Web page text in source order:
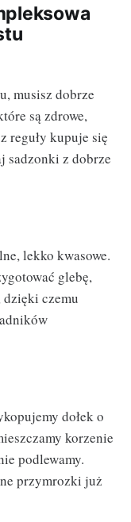
musisz dobrze
są zdrowe,
reguły kupuje się
sadzonki z dobrze
lekko kwasowe.
glebę,
czemu
dołek o
korzenie
podlewamy.
przymrozki już